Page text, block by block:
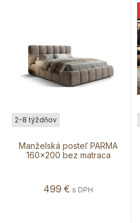
Manželská posteľ PARMA
160x200 bez matraca
2-8 týždňov
499 € s DPH